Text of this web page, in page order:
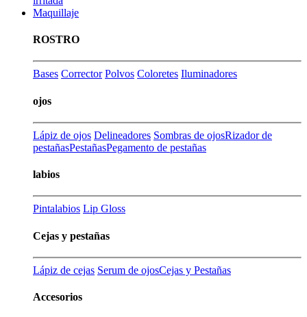
Maquillaje
ROSTRO
Bases Corrector Polvos Coloretes Iluminadores
ojos
Lápiz de ojos Delineadores Sombras de ojosRizador de
pestañasPestañasPegamento de pestañas
labios
Pintalabios Lip Gloss
Cejas y pestañas
Lápiz de cejas Serum de ojosCejas y Pestañas
Accesorios